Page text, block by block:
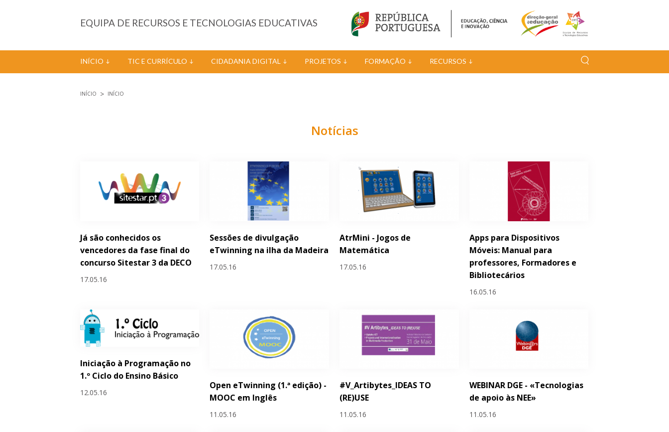
EQUIPA DE RECURSOS E TECNOLOGIAS EDUCATIVAS
INÍCIO TIC E CURRÍCULO CIDADANIA DIGITAL PROJETOS FORMAÇÃO RECURSOS
INÍCIO INÍCIO
Notícias
Já são conhecidos os
vencedores da fase final do
concurso Sitestar 3 da DECO
17.05.16
Sessões de divulgação
eTwinning na ilha da Madeira
17.05.16
AtrMini - Jogos de
Matemática
17.05.16
Apps para Dispositivos
Móveis: Manual para
professores, Formadores e
Bibliotecários
16.05.16
Iniciação à Programação no
1.º Ciclo do Ensino Básico
12.05.16
Open eTwinning (1.ª edição) -
MOOC em Inglês
11.05.16
#V_Artibytes_IDEAS TO
(RE)USE
11.05.16
WEBINAR DGE - «Tecnologias
de apoio às NEE»
11.05.16
Páginas